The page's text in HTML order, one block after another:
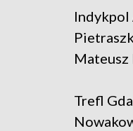
Indykpol
Mateusz
Trefl